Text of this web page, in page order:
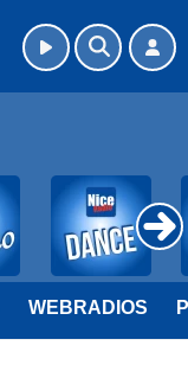
WEBRADIOS